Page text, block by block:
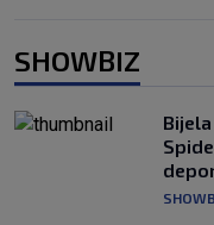
SHOWBIZ